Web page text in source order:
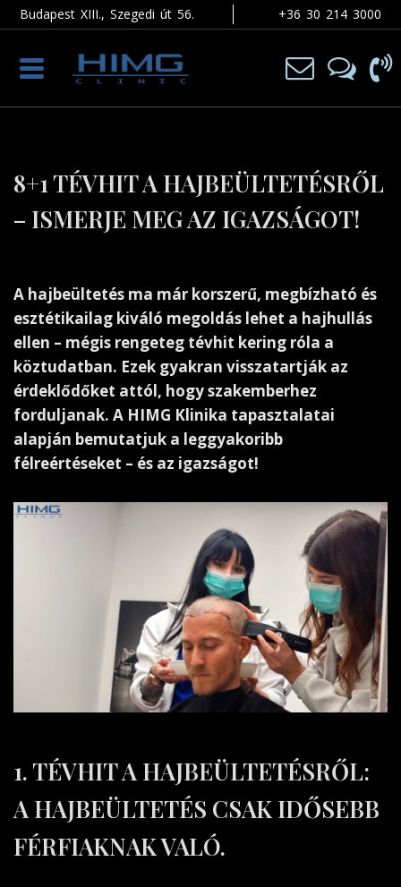
Budapest XIII., Szegedi út 56. +36 30 214 3000
Toggle
navigation
8+1 TÉVHIT A HAJBEÜLTETÉSRŐL
– ISMERJE MEG AZ IGAZSÁGOT!
A hajbeültetés ma már korszerű, megbízható és
esztétikailag kiváló megoldás lehet a hajhullás
ellen – mégis rengeteg tévhit kering róla a
köztudatban. Ezek gyakran visszatartják az
érdeklődőket attól, hogy szakemberhez
forduljanak. A HIMG Klinika tapasztalatai
alapján bemutatjuk a leggyakoribb
félreértéseket – és az igazságot!
1. TÉVHIT A HAJBEÜLTETÉSRŐL:
A HAJBEÜLTETÉS CSAK IDŐSEBB
FÉRFIAKNAK VALÓ.